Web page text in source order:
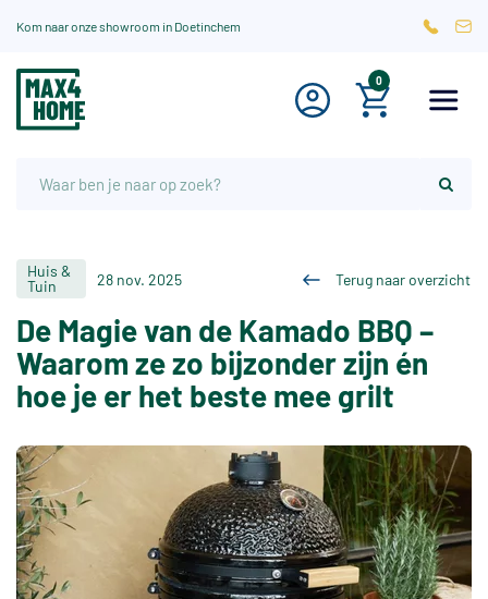
Kom naar onze showroom in Doetinchem
0
Huis &
Tuin
28 nov. 2025 Terug naar overzicht
De Magie van de Kamado BBQ –
Waarom ze zo bijzonder zijn én
hoe je er het beste mee grilt